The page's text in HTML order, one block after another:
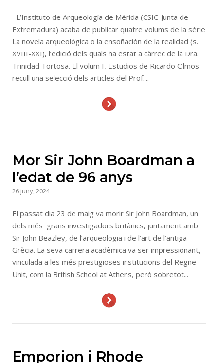
L’Instituto de Arqueología de Mérida (CSIC-Junta de
Extremadura) acaba de publicar quatre volums de la sèrie
La novela arqueológica o la ensoñación de la realidad (s.
XVIII-XXI), l’edició dels quals ha estat a càrrec de la Dra.
Trinidad Tortosa. El volum I, Estudios de Ricardo Olmos,
recull una selecció dels articles del Prof....
Mor Sir John Boardman a
l’edat de 96 anys
26 juny, 2024
El passat dia 23 de maig va morir Sir John Boardman, un
dels més grans investigadors britànics, juntament amb
Sir John Beazley, de l’arqueologia i de l’art de l’antiga
Grècia. La seva carrera acadèmica va ser impressionant,
vinculada a les més prestigioses institucions del Regne
Unit, com la British School at Athens, però sobretot...
Emporion i Rhode